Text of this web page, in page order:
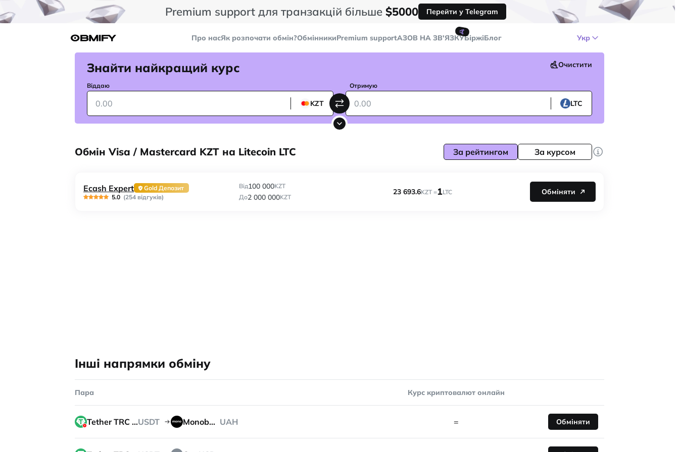
Premium support для транзакцій більше $5000 Перейти у Telegram
Про насЯк розпочати обмін?ОбмінникиPremium support
🤙
AЗОВ НА ЗВ'ЯЗКУБіржіБлог Укр
Знайти найкращий курс Очистити
Віддаю
KZT
Отримую
LTC
Обмін Visa / Mastercard KZT на Litecoin LTC За рейтингом За курсом
Ecash Expert
Gold Депозит
5.0 (254 відгуків)
Від100 000KZT
До2 000 000KZT
23 693.6KZT =1LTC Обміняти
Інші напрямки обміну
Пара Курс криптовалют онлайн
Tether TRC 20USDT Monobank UAH = Обміняти